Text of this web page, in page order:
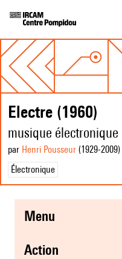
Electre (1960)
musique électronique
par Henri Pousseur (1929-2009)
Électronique
menu
action